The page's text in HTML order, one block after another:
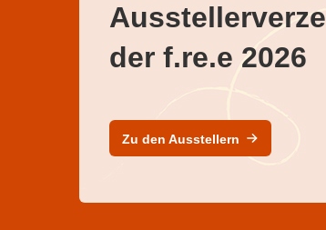
der f.re.e 2026
Zu den Ausstellern